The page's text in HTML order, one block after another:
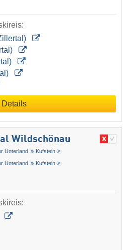
Details
Wildschönau
Unterland
Kufstein
Unterland
Kufstein